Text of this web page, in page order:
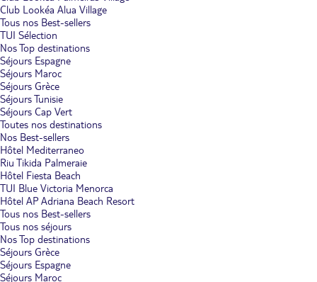
Club Lookéa Alua Village
Tous nos Best-sellers
TUI Sélection
Nos Top destinations
Séjours Espagne
Séjours Maroc
Séjours Grèce
Séjours Tunisie
Séjours Cap Vert
Toutes nos destinations
Nos Best-sellers
Hôtel Mediterraneo
Riu Tikida Palmeraie
Hôtel Fiesta Beach
TUI Blue Victoria Menorca
Hôtel AP Adriana Beach Resort
Tous nos Best-sellers
Tous nos séjours
Nos Top destinations
Séjours Grèce
Séjours Espagne
Séjours Maroc